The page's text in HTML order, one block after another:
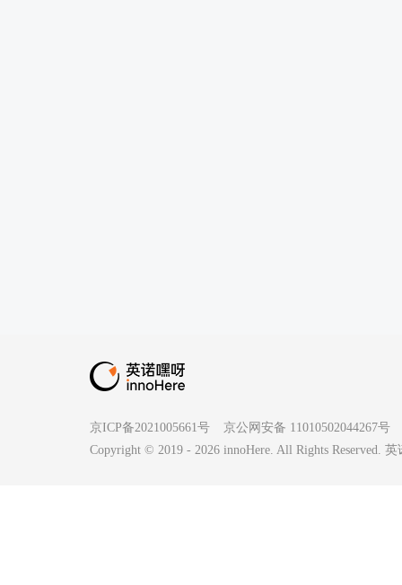
京ICP备2021005661号
京公网安备 11010502044267号
Copyright © 2019 - 2026 innoHere. All Rights Reserved.